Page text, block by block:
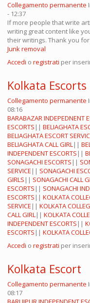
Collegamento permanente
- 12:37
If more people that write
writing great content like
their writings. Thank you
Junk removal
Accedi o registrati per
Kolkata Escorts
Collegamento permanente
08:16
BARABAZAR INDEPEDNENT
ESCORTS || BELIAGHATA
BELIAGHATA ESCORT
BELIAGHATA CALL GIRL||
INDEPENDENT ESCORTS ||
SONAGACHI ESCORTS ||
SERVICE || SONAGACHI
GIRLS || SONAGACHI CALL
ESCORTS || SONAGACHI
ESCORTS || KOLKATA
SERVICE || KOLKATA
CALL GIRL|| KOLKATA
INDEPENDENT ESCORTS ||
ESCORTS || KOLKATA
Accedi o registrati per
Kolkata Escort
Collegamento permanente
08:17